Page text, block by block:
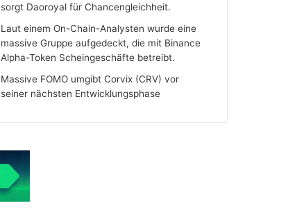
sorgt Daoroyal für Chancengleichheit.
Laut einem On-Chain-Analysten wurde eine
massive Gruppe aufgedeckt, die mit Binance
Alpha-Token Scheingeschäfte betreibt.
Massive FOMO umgibt Corvix (CRV) vor
seiner nächsten Entwicklungsphase